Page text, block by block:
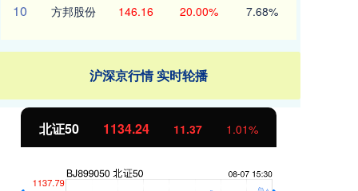
10 方邦股份 146.16 20.00% 7.68%
沪深京行情 实时轮播
北证50 1134.24 11.37 1.01%